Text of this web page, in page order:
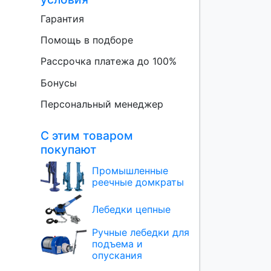
Гарантия
Помощь в подборе
Рассрочка платежа до 100%
Бонусы
Персональный менеджер
С этим товаром
покупают
Промышленные
реечные домкраты
Лебедки цепные
Ручные лебедки для
подъема и
опускания